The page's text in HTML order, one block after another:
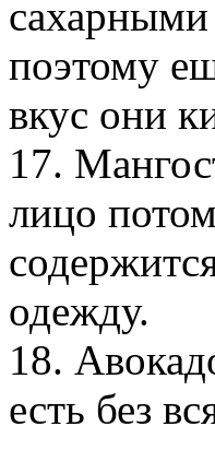
поэтому
вкус они
17.
лицо
одежду.
18.
есть без